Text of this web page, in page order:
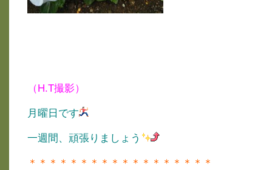
（H.T撮影）
月曜日です
一週間、頑張りましょう
＊＊＊＊＊＊＊＊＊＊＊＊＊＊＊＊＊＊